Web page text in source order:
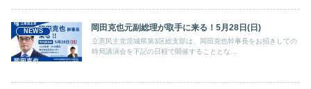
NEWS 岡田克也元副総理が取手に来る！5月28日(日)
立憲民主党茨城県第3区総支部は、岡田克也幹事長をお招きしての
時局講演会を下記の日程で開催することとな...